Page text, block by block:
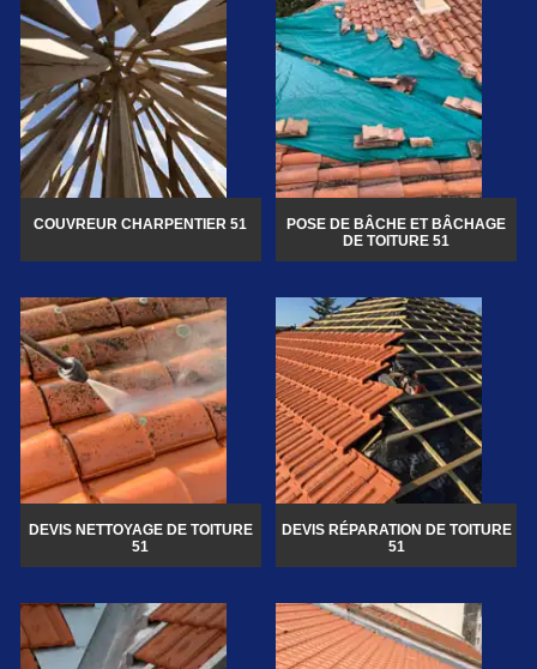
COUVREUR CHARPENTIER 51
POSE DE BÂCHE ET BÂCHAGE
DE TOITURE 51
DEVIS NETTOYAGE DE TOITURE
51
DEVIS RÉPARATION DE TOITURE
51